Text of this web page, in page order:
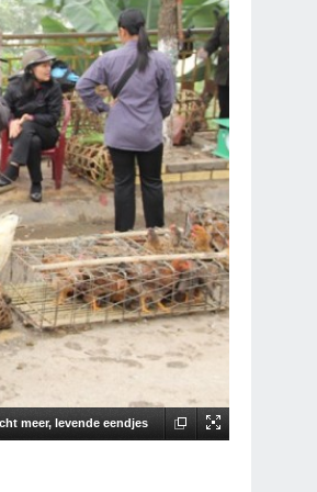
meer, levende eendjes